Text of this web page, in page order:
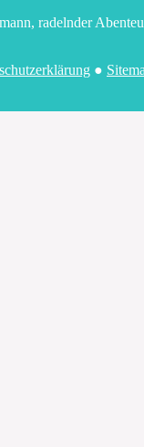
radelnder
●